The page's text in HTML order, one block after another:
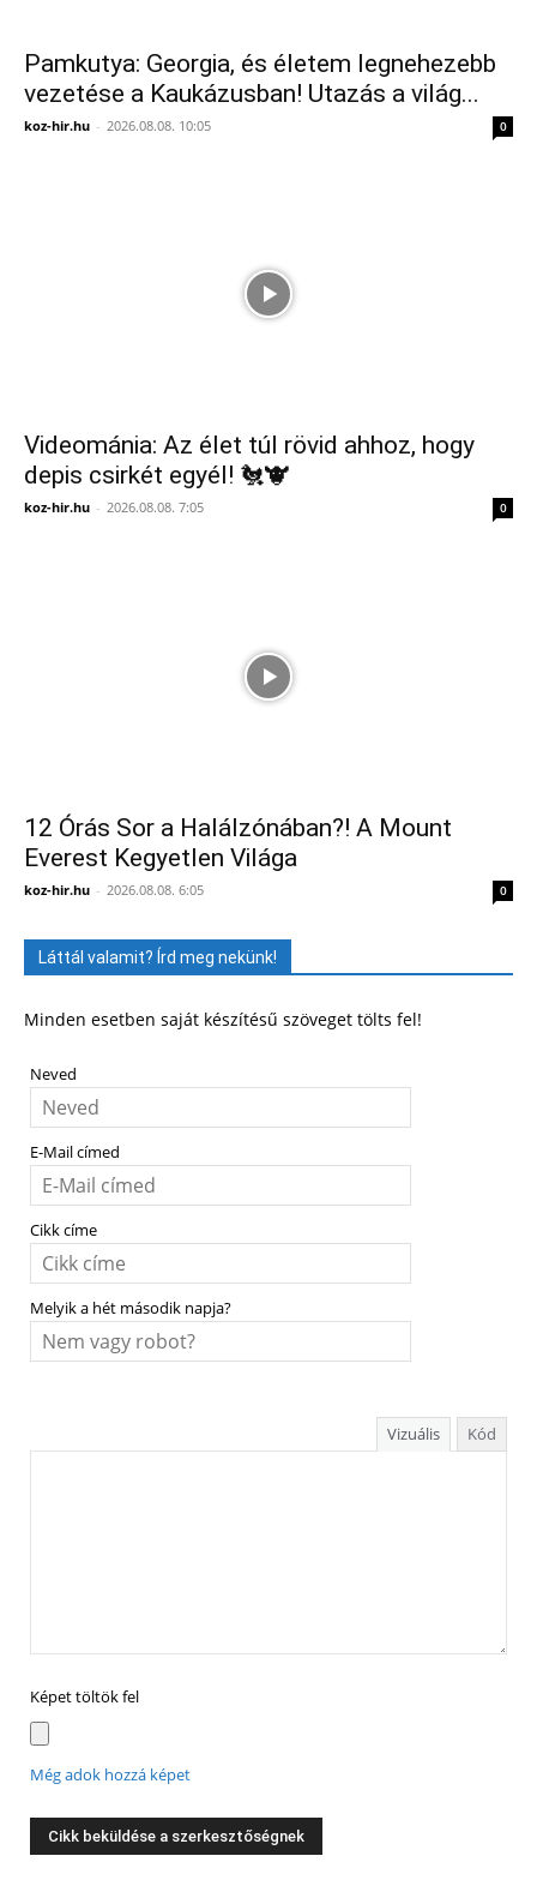
Pamkutya: Georgia, és életem legnehezebb
vezetése a Kaukázusban! Utazás a világ...
koz-hir.hu - 2026.08.08. 10:05 0
Videománia: Az élet túl rövid ahhoz, hogy
depis csirkét egyél! 🐔🐮
koz-hir.hu - 2026.08.08. 7:05 0
12 Órás Sor a Halálzónában?! A Mount
Everest Kegyetlen Világa
koz-hir.hu - 2026.08.08. 6:05 0
Láttál valamit? Írd meg nekünk!
Minden esetben saját készítésű szöveget tölts fel!
Neved
E-Mail címed
Cikk címe
Melyik a hét második napja?
Vizuális Kód
Képet töltök fel
Még adok hozzá képet